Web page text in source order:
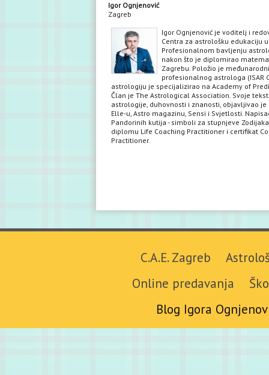
Igor Ognjenović
Zagreb
Igor Ognjenović je voditelj i
Centra za astrološku edukaciju
Profesionalnom bavljenju
nakon što je diplomirao
Zagrebu. Položio je
profesionalnog astrologa (ISAR
astrologiju je specijalizirao na Academy of
Član je The Astrological Association. Svoje
astrologije, duhovnosti i znanosti, objavljivao je
Elle-u, Astro magazinu, Sensi i Svjetlosti.
Pandorinih kutija - simboli za stupnjeve
diplomu Life Coaching Practitioner i certifikat
Practitioner.
C.A.E. Zagreb
Online predavanja
Blog Igora